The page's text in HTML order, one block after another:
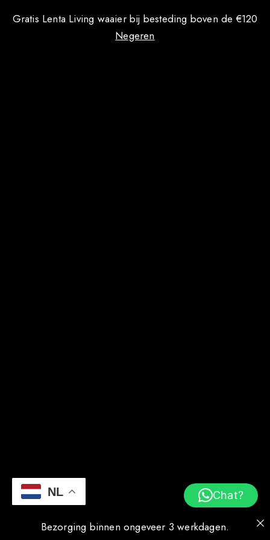
Gratis Lenta Living waaier bij besteding boven de €120
Negeren
Bezorging binnen ongeveer 3 werkdagen.
NL Chat?